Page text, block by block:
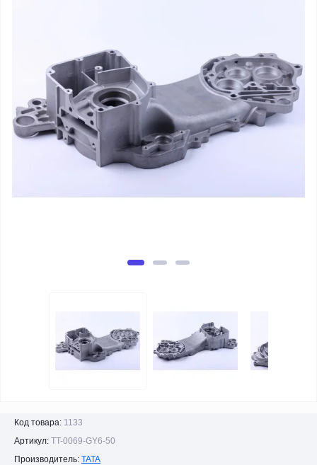
Код товара: 1133
Артикул: TT-0069-GY6-50
Производитель: TATA